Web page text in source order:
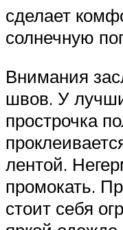
сделает
солнечную
Внимания
швов. У
прострочка
лентой.
промокать.
стоит себя